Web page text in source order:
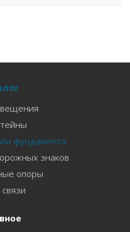
фундамента
знаков
опоры